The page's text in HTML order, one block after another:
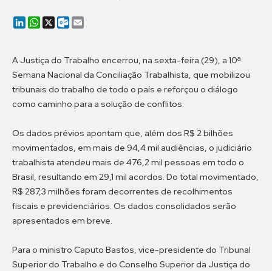
LinkedIn
WhatsApp
X Outlook.com
A Justiça do Trabalho encerrou, na sexta-feira (29), a 10ª
Semana Nacional da Conciliação Trabalhista, que mobilizou
tribunais do trabalho de todo o país e reforçou o diálogo
como caminho para a solução de conflitos.
Os dados prévios apontam que, além dos R$ 2 bilhões
movimentados, em mais de 94,4 mil audiências, o judiciário
trabalhista atendeu mais de 476,2 mil pessoas em todo o
Brasil, resultando em 29,1 mil acordos. Do total movimentado,
R$ 287,3 milhões foram decorrentes de recolhimentos
fiscais e previdenciários. Os dados consolidados serão
apresentados em breve.
Para o ministro Caputo Bastos, vice-presidente do Tribunal
Superior do Trabalho e do Conselho Superior da Justiça do